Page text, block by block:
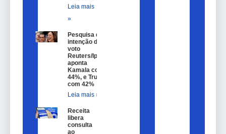
Leia mais
»
Pesquisa de
intenção de
voto
Reuters/Ipsos
aponta
Kamala com
44%, e Trump
com 42%
Leia mais »
Receita
libera
consulta
ao